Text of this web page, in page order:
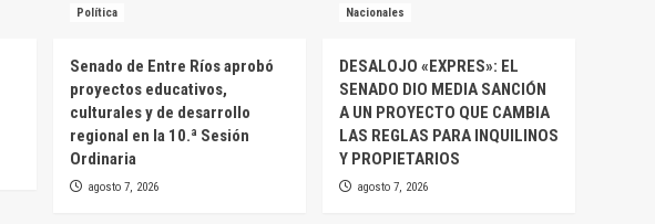
Política
Senado de Entre Ríos aprobó
proyectos educativos,
culturales y de desarrollo
regional en la 10.ª Sesión
Ordinaria
agosto 7, 2026
Nacionales
DESALOJO «EXPRES»: EL
SENADO DIO MEDIA SANCIÓN
A UN PROYECTO QUE CAMBIA
LAS REGLAS PARA INQUILINOS
Y PROPIETARIOS
agosto 7, 2026